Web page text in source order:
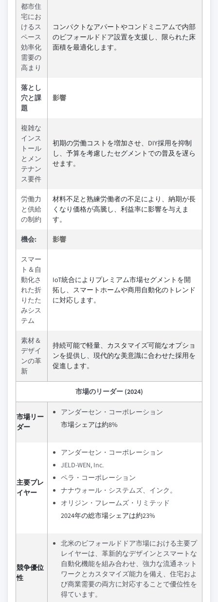
都市住
宅にお
けるス
ペース
効率化
需要の
高まり
コンパクトなアパートやコンドミニアムで内部
のビフォールドドア設置を支援し、限られた床
面積を最適化します。
落とし
穴と課
題
影響
複雑な
インス
トール
とメン
テナン
ス要件
初期の労働コストを増加させ、DIY採用を抑制
し、予算を考慮したセグメントでの普及を遅ら
せます。
労働力
と供給
の制約
材料不足と熟練労働者の不足により、納期が長
くなり価格が高騰し、利益率に影響を与えま
す。
機会: 影響
スマー
ト＆自
動化さ
れた折
りたた
みシス
テム
IoT統合によりプレミアム市場セグメントを開
拓し、スマートホームや商用自動化のトレンド
に対応します。
素材＆
デザイ
ンの革
新
持続可能で軽量、カスタマイズ可能なオプショ
ンを提供し、現代的な美意識に合わせた採用を
促進します。
市場のリーダー (2024)
市場リー
ダー
アンダーセン・コーポレーション
市場シェアは約8%
主要プレ
イヤー
アンダーセン・コーポレーション
JELD-WEN, Inc.
ペラ・コーポレーション
ナナウォール・システムズ、インク。
オリジン・フレームズ・リミテッド
2024年の総市場シェアは約23%
競争優位
性
北米のビフォールドドア市場における主要プ
レイヤーは、革新的なデザインとスマートな
自動化機能を組み合わせ、強力な流通ネット
ワークとカスタマイズ能力を備え、住宅およ
び商業需要の両方に対応することで優位性を
得ています。